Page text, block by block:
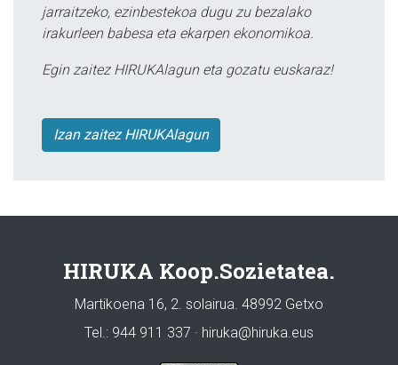
jarraitzeko, ezinbestekoa dugu zu bezalako
irakurleen babesa eta ekarpen ekonomikoa.
Egin zaitez HIRUKAlagun eta gozatu euskaraz!
Izan zaitez HIRUKAlagun
HIRUKA Koop.Sozietatea.
Martikoena 16, 2. solairua. 48992 Getxo
Tel.: 944 911 337 · hiruka@hiruka.eus